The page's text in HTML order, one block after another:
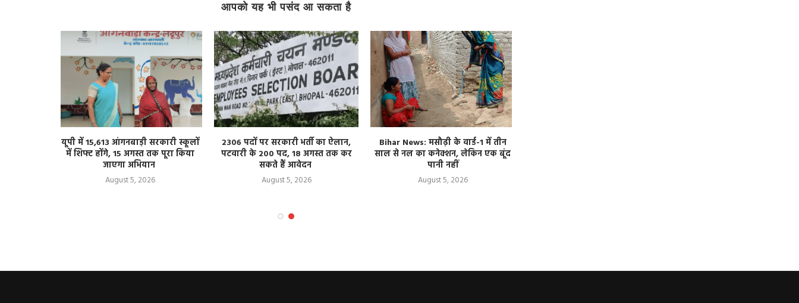
आपको यह भी पसंद आ सकता है
यूपी में 15,613 आंगनबाड़ी सरकारी स्कूलों
में शिफ्ट होंगे, 15 अगस्त तक पूरा किया
जाएगा अभियान
August 5, 2026
2306 पदों पर सरकारी भर्ती का ऐलान,
पटवारी के 200 पद, 18 अगस्त तक कर
सकते हैं आवेदन
August 5, 2026
Bihar News: मसौढ़ी के वार्ड-1 में तीन
साल से नल का कनेक्शन, लेकिन एक बूंद
पानी नहीं
August 5, 2026